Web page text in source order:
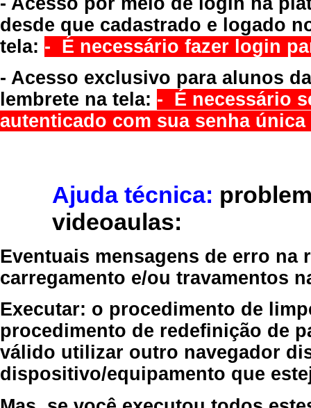
desde que cadastrado e logado
tela: - É necessário fazer login
- Acesso exclusivo para alunos
lembrete na tela: - É necessário
autenticado com sua senha
Ajuda técnica:
videoaulas:
Eventuais mensagens de erro
carregamento e/ou travamentos
Executar: o procedimento de
procedimento de redefinição de
válido utilizar outro navegador
dispositivo/equipamento que